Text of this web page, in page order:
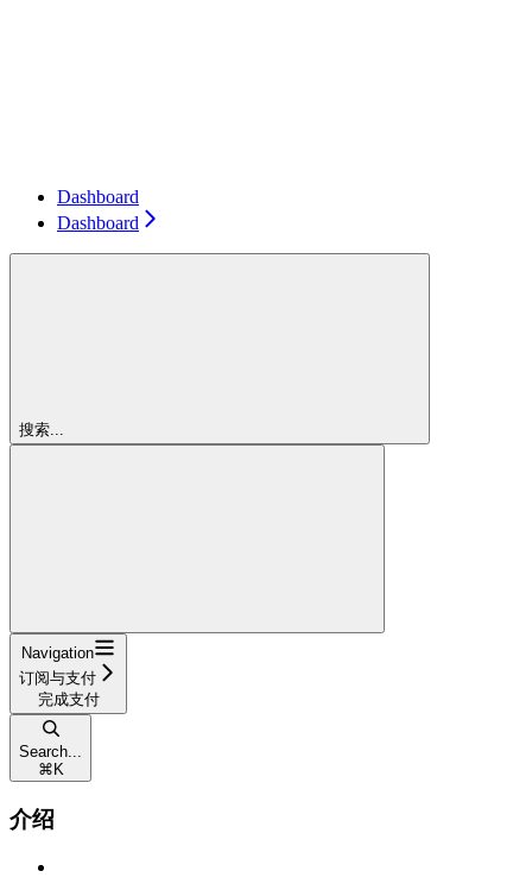
Dashboard
Dashboard
搜索...
Navigation
订阅与支付
完成支付
Search...
⌘ K
介绍